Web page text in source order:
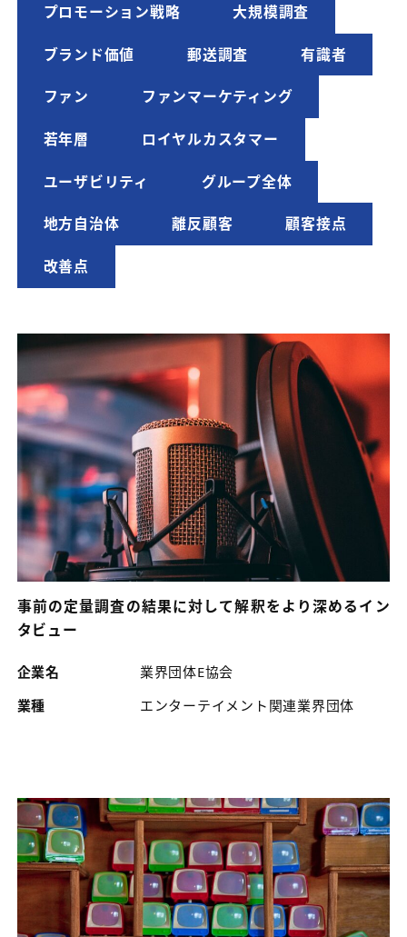
プロモーション戦略 大規模調査
ブランド価値 郵送調査 有識者
ファン ファンマーケティング
若年層 ロイヤルカスタマー
ユーザビリティ グループ全体
地方自治体 離反顧客 顧客接点
改善点
事前の定量調査の結果に対して解釈をより深めるイン
タビュー
企業名
業界団体E協会
業種
エンターテイメント関連業界団体